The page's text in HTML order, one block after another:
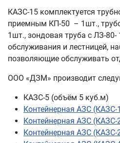
КАЗС-15 комплектуется
приемным КП-50 – 1шт.,
1шт., зондовая труба с ЛЗ-
обслуживания и лестницей,
позволяющие обслуживать
ООО «ДЗМ» производит
КАЗС-5 (объём 5 куб.м)
Контейнерная АЗС
Контейнерная АЗС
Контейнерная АЗС